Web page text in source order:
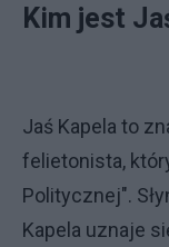
Kim jest
Jaś Kapela to
felietonista,
Politycznej".
Kapela uznaje